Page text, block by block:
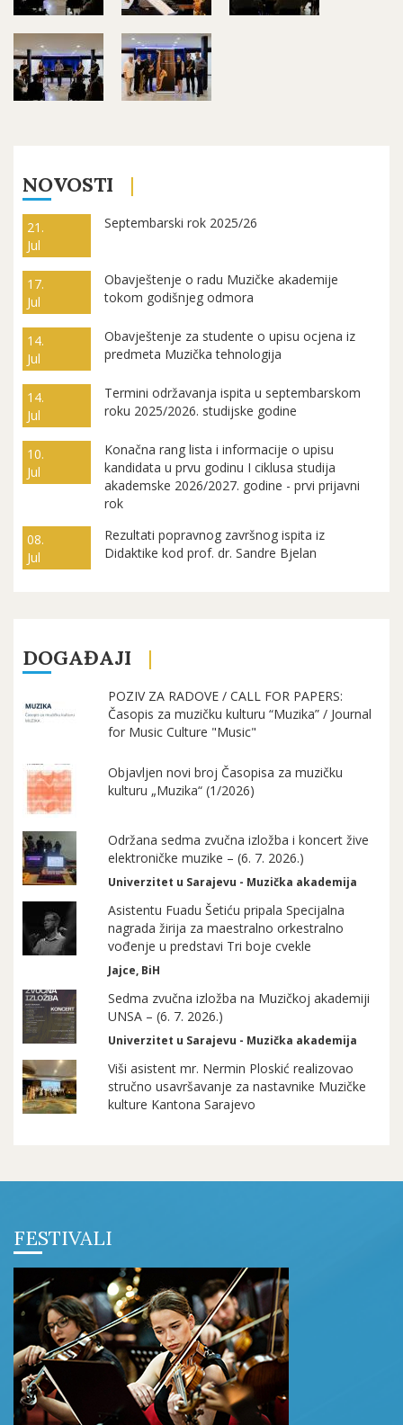
NOVOSTI
21.
Jul
Septembarski rok 2025/26
17.
Jul
Obavještenje o radu Muzičke akademije
tokom godišnjeg odmora
14.
Jul
Obavještenje za studente o upisu ocjena iz
predmeta Muzička tehnologija
14.
Jul
Termini održavanja ispita u septembarskom
roku 2025/2026. studijske godine
10.
Jul
Konačna rang lista i informacije o upisu
kandidata u prvu godinu I ciklusa studija
akademske 2026/2027. godine - prvi prijavni
rok
08.
Jul
Rezultati popravnog završnog ispita iz
Didaktike kod prof. dr. Sandre Bjelan
DOGAĐAJI
POZIV ZA RADOVE / CALL FOR PAPERS:
Časopis za muzičku kulturu “Muzika” / Journal
for Music Culture "Music"
Objavljen novi broj Časopisa za muzičku
kulturu „Muzika“ (1/2026)
Održana sedma zvučna izložba i koncert žive
elektroničke muzike – (6. 7. 2026.)
Univerzitet u Sarajevu - Muzička akademija
Asistentu Fuadu Šetiću pripala Specijalna
nagrada žirija za maestralno orkestralno
vođenje u predstavi Tri boje cvekle
Jajce, BiH
Sedma zvučna izložba na Muzičkoj akademiji
UNSA – (6. 7. 2026.)
Univerzitet u Sarajevu - Muzička akademija
Viši asistent mr. Nermin Ploskić realizovao
stručno usavršavanje za nastavnike Muzičke
kulture Kantona Sarajevo
FESTIVALI